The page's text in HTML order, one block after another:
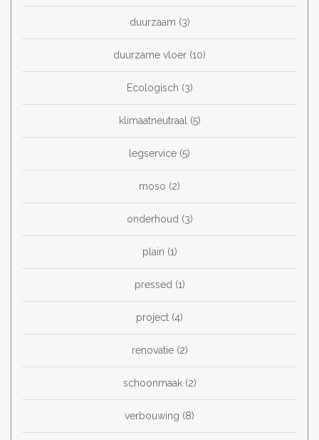
duurzaam (3)
duurzame vloer (10)
Ecologisch (3)
klimaatneutraal (5)
legservice (5)
moso (2)
onderhoud (3)
plain (1)
pressed (1)
project (4)
renovatie (2)
schoonmaak (2)
verbouwing (8)